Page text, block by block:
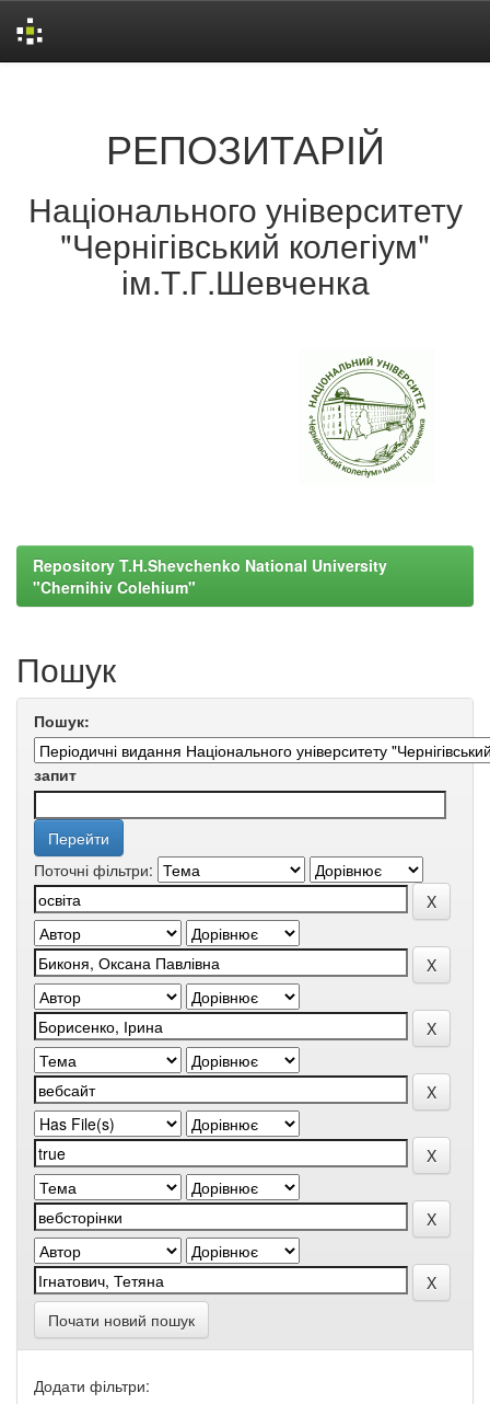
РЕПОЗИТАРІЙ
Національного університету
"Чернігівський колегіум"
ім.Т.Г.Шевченка
Repository T.H.Shevchenko National University
"Chernihiv Colehium"
Пошук
Пошук:
запит
Поточні фільтри:
Почати новий пошук
Додати фільтри: